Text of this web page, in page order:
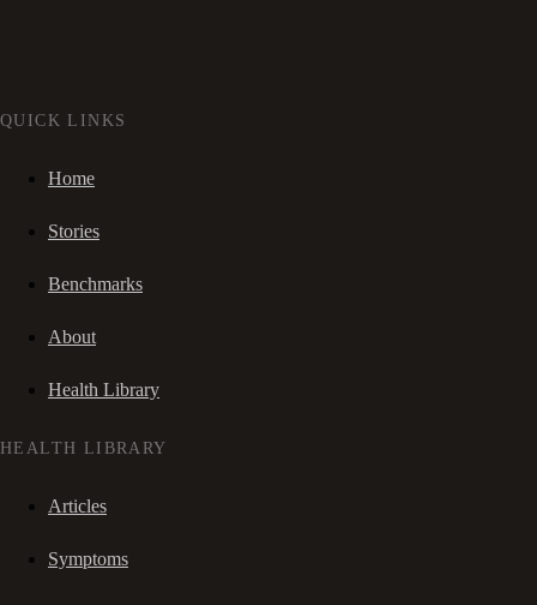
QUICK LINKS
Home
Stories
Benchmarks
About
Health Library
HEALTH LIBRARY
Articles
Symptoms